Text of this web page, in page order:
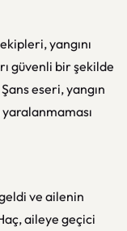
yangını
güvenli bir şekilde
eseri, yangın
ve ailenin
aileye geçici